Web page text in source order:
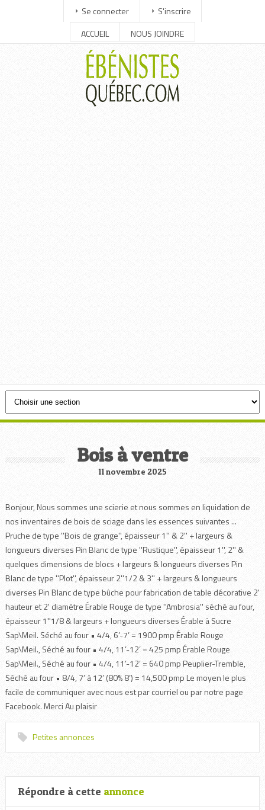
Se connecter
S'inscrire
ACCUEIL
NOUS JOINDRE
Bois à ventre
11 novembre 2025
Bonjour, Nous sommes une scierie et nous sommes en liquidation de
nos inventaires de bois de sciage dans les essences suivantes ...
Pruche de type ''Bois de grange'', épaisseur 1'' & 2'' + largeurs &
longueurs diverses Pin Blanc de type ''Rustique'', épaisseur 1'', 2'' &
quelques dimensions de blocs + largeurs & longueurs diverses Pin
Blanc de type ''Plot'', épaisseur 2''1/2 & 3'' + largeurs & longueurs
diverses Pin Blanc de type bûche pour fabrication de table décorative 2'
hauteur et 2' diamètre Érable Rouge de type ''Ambrosia'' séché au four,
épaisseur 1''1/8 & largeurs + longueurs diverses Érable à Sucre
Sap\Meil. Séché au four • 4/4, 6’-7’ = 1900 pmp Érable Rouge
Sap\Meil., Séché au four • 4/4, 11’-12’ = 425 pmp Érable Rouge
Sap\Meil., Séché au four • 4/4, 11’-12’ = 640 pmp Peuplier-Tremble,
Séché au four • 8/4, 7’ à 12’ (80% 8’) = 14,500 pmp Le moyen le plus
facile de communiquer avec nous est par courriel ou par notre page
Facebook. Merci Au plaisir
Petites annonces
Répondre à cette annonce